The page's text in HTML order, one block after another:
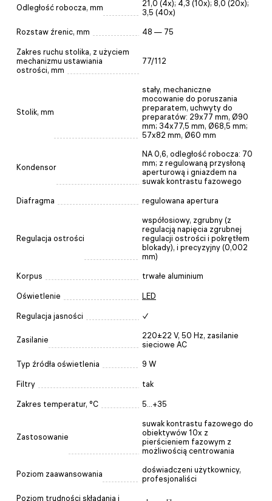
Odległość robocza, mm
21,0 (4x); 4,3 (10x); 8,0 (20х);
3,5 (40x)
Rozstaw źrenic, mm 48 — 75
Zakres ruchu stolika, z użyciem
mechanizmu ustawiania
ostrości, mm
77/112
Stolik, mm
stały, mechaniczne
mocowanie do poruszania
preparatem, uchwyty do
preparatów: 29x77 mm, Ø90
mm; 34x77,5 mm, Ø68,5 mm;
57x82 mm, Ø60 mm
Kondensor
NA 0,6, odległość robocza: 70
mm; z regulowaną przysłoną
aperturową i gniazdem na
suwak kontrastu fazowego
Diafragma regulowana apertura
Regulacja ostrości
współosiowy, zgrubny (z
regulacją napięcia zgrubnej
regulacji ostrości i pokrętłem
blokady), i precyzyjny (0,002
mm)
Korpus trwałe aluminium
Oświetlenie LED
Regulacja jasności ✓
Zasilanie
220±22 V, 50 Hz, zasilanie
sieciowe AC
Typ źródła oświetlenia 9 W
Filtry tak
Zakres temperatur, °C 5...+35
Zastosowanie
suwak kontrastu fazowego do
obiektywów 10x z
pierścieniem fazowym z
możliwością centrowania
Poziom zaawansowania
doświadczeni użytkownicy,
profesjonaliści
Poziom trudności składania i